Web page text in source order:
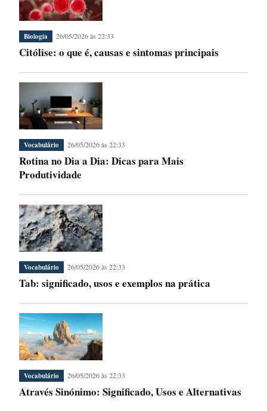
Biologia 26/05/2026 às 22:33
Citólise: o que é, causas e sintomas principais
Vocabulário 26/05/2026 às 22:33
Rotina no Dia a Dia: Dicas para Mais
Produtividade
Vocabulário 26/05/2026 às 22:33
Tab: significado, usos e exemplos na prática
Vocabulário 26/05/2026 às 22:33
Através Sinónimo: Significado, Usos e Alternativas